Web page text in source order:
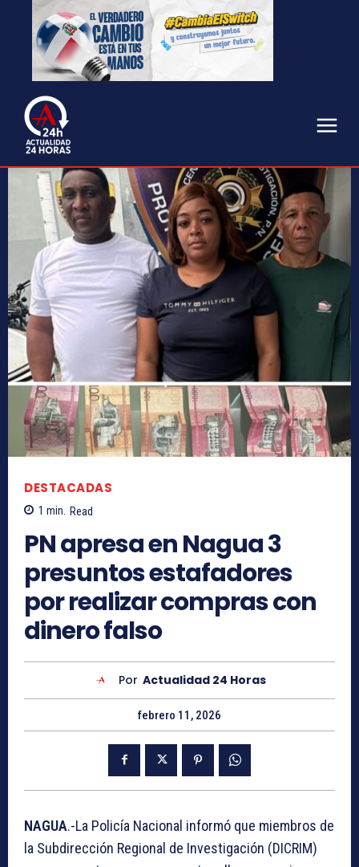
DESTACADAS
1 min. Read
PN apresa en Nagua 3
presuntos estafadores
por realizar compras con
dinero falso
Por Actualidad 24 Horas
febrero 11, 2026
NAGUA.-La Policía Nacional informó que miembros de
la Subdirección Regional de Investigación (DICRIM)